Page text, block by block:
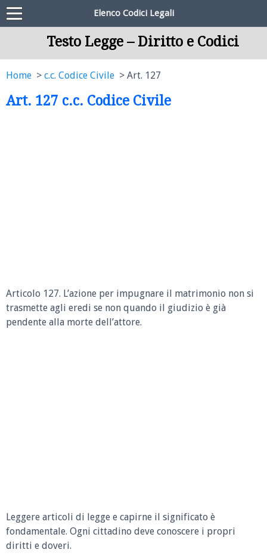
Elenco Codici Legali
Testo Legge – Diritto e Codici
Home c.c. Codice Civile Art. 127
Art. 127 c.c. Codice Civile
Articolo 127. L’azione per impugnare il matrimonio non si
trasmette agli eredi se non quando il giudizio è già
pendente alla morte dell’attore.
Leggere articoli di legge e capirne il significato è
fondamentale. Ogni cittadino deve conoscere i propri
diritti e doveri.